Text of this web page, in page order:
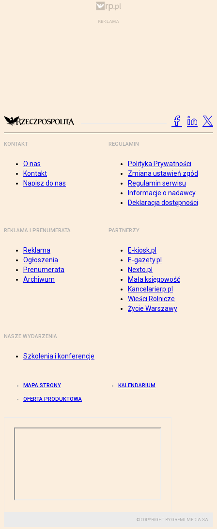
KONTAKT
O nas
Kontakt
Napisz do nas
REGULAMIN
Polityka Prywatności
Zmiana ustawień zgód
Regulamin serwisu
Informacje o nadawcy
Deklaracja dostępności
REKLAMA I PRENUMERATA
Reklama
Ogłoszenia
Prenumerata
Archiwum
PARTNERZY
E-kiosk.pl
E-gazety.pl
Nexto.pl
Mała księgowość
Kancelarierp.pl
Wieści Rolnicze
Życie Warszawy
NASZE WYDARZENIA
Szkolenia i konferencje
MAPA STRONY KALENDARIUM
OFERTA PRODUKTOWA
© COPYRIGHT BY GREMI MEDIA SA